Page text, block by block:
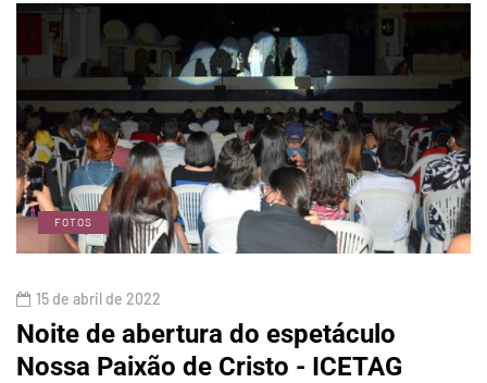
FOTOS
15 de abril de 2022
Noite de abertura do espetáculo
Nossa Paixão de Cristo - ICETAG